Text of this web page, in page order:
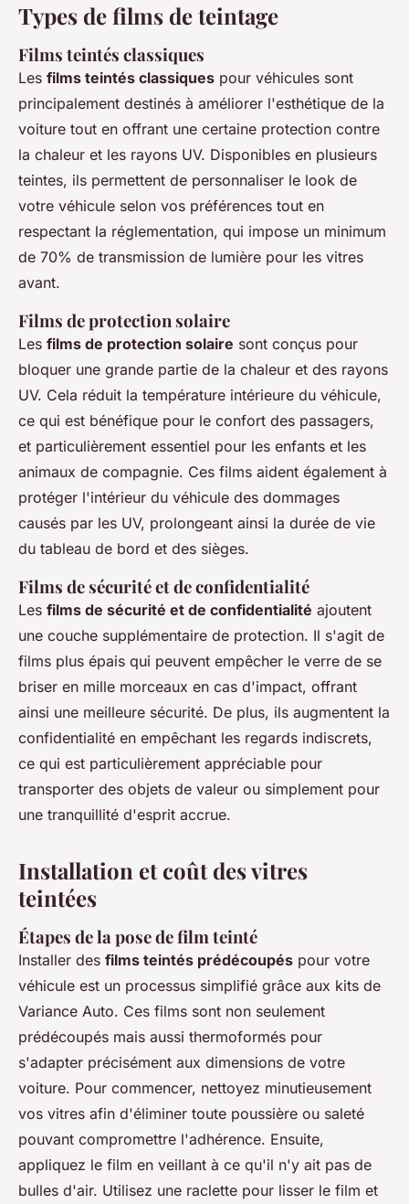
Types de films de teintage
Films teintés classiques
Les films teintés classiques pour véhicules sont
principalement destinés à améliorer l'esthétique de la
voiture tout en offrant une certaine protection contre
la chaleur et les rayons UV. Disponibles en plusieurs
teintes, ils permettent de personnaliser le look de
votre véhicule selon vos préférences tout en
respectant la réglementation, qui impose un minimum
de 70% de transmission de lumière pour les vitres
avant.
Films de protection solaire
Les films de protection solaire sont conçus pour
bloquer une grande partie de la chaleur et des rayons
UV. Cela réduit la température intérieure du véhicule,
ce qui est bénéfique pour le confort des passagers,
et particulièrement essentiel pour les enfants et les
animaux de compagnie. Ces films aident également à
protéger l'intérieur du véhicule des dommages
causés par les UV, prolongeant ainsi la durée de vie
du tableau de bord et des sièges.
Films de sécurité et de confidentialité
Les films de sécurité et de confidentialité ajoutent
une couche supplémentaire de protection. Il s'agit de
films plus épais qui peuvent empêcher le verre de se
briser en mille morceaux en cas d'impact, offrant
ainsi une meilleure sécurité. De plus, ils augmentent la
confidentialité en empêchant les regards indiscrets,
ce qui est particulièrement appréciable pour
transporter des objets de valeur ou simplement pour
une tranquillité d'esprit accrue.
Installation et coût des vitres
teintées
Étapes de la pose de film teinté
Installer des films teintés prédécoupés pour votre
véhicule est un processus simplifié grâce aux kits de
Variance Auto. Ces films sont non seulement
prédécoupés mais aussi thermoformés pour
s'adapter précisément aux dimensions de votre
voiture. Pour commencer, nettoyez minutieusement
vos vitres afin d'éliminer toute poussière ou saleté
pouvant compromettre l'adhérence. Ensuite,
appliquez le film en veillant à ce qu'il n'y ait pas de
bulles d'air. Utilisez une raclette pour lisser le film et